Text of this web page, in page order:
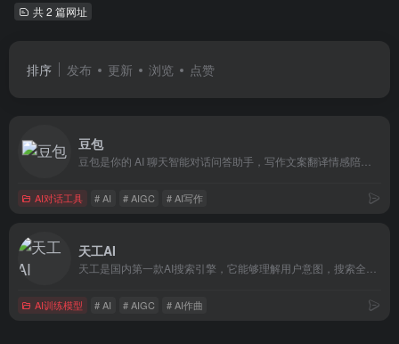
共 2 篇网址
排序 发布 更新 浏览 点赞
豆包
AI对话工具 # AI # AIGC # AI写作
天工AI
AI训练模型 # AI # AIGC # AI作曲